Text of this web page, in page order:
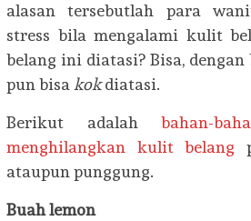
alasan tersebutlah para
stress bila mengalami kulit
belang ini diatasi? Bisa,
pun bisakokdiatasi.
Berikut adalah bahan-
menghilangkan kulit belang
ataupun punggung.
Buah lemon